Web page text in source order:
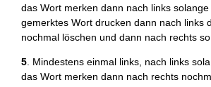
das Wort merken dann nach links
gemerktes Wort drucken dann nach links
nochmal löschen und dann nach rechts
5 . Mindestens einmal links, nach links
das Wort merken dann nach rechts